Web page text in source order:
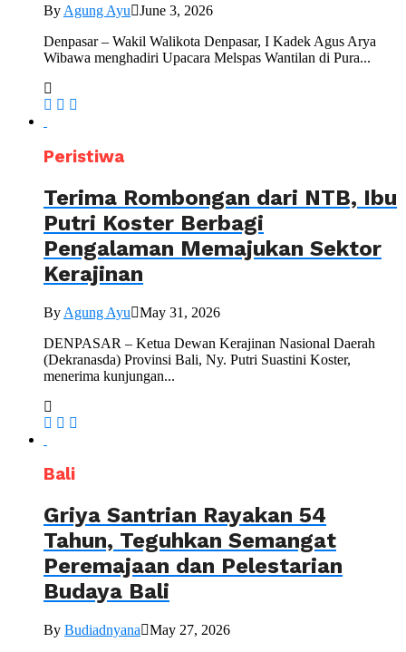
By Agung Ayu
June 3, 2026
Denpasar – Wakil Walikota Denpasar, I Kadek Agus Arya
Wibawa menghadiri Upacara Melspas Wantilan di Pura...
Peristiwa
Terima Rombongan dari NTB, Ibu
Putri Koster Berbagi
Pengalaman Memajukan Sektor
Kerajinan
By Agung Ayu
May 31, 2026
DENPASAR – Ketua Dewan Kerajinan Nasional Daerah
(Dekranasda) Provinsi Bali, Ny. Putri Suastini Koster,
menerima kunjungan...
Bali
Griya Santrian Rayakan 54
Tahun, Teguhkan Semangat
Peremajaan dan Pelestarian
Budaya Bali
By Budiadnyana
May 27, 2026